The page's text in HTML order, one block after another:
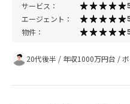
サービス：
エージェント：
物件：
20代後半 / 年収1000万円台 /